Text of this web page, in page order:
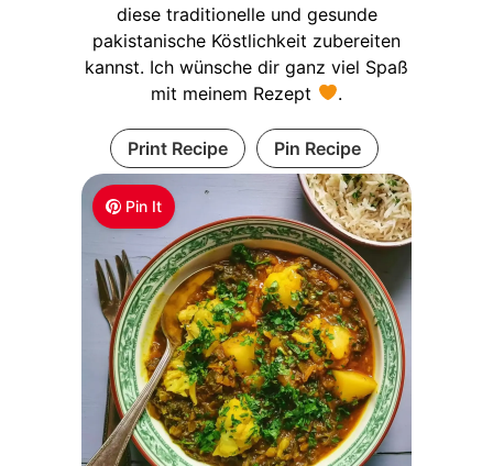
Pin It
diese traditionelle und gesunde
pakistanische Köstlichkeit zubereiten
kannst. Ich wünsche dir ganz viel Spaß
mit meinem Rezept
.
Print Recipe Pin Recipe